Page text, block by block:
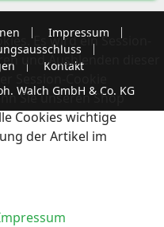
Impressum
Kontakt
Walch GmbH & Co. KG
Es wird ein Session-
und Ausblenden dieser
Session-Cookie
Sie unseren Shop
Cookies wichtige
der Artikel im